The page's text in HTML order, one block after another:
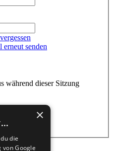
senden
während dieser Sitzung
×
die
Google